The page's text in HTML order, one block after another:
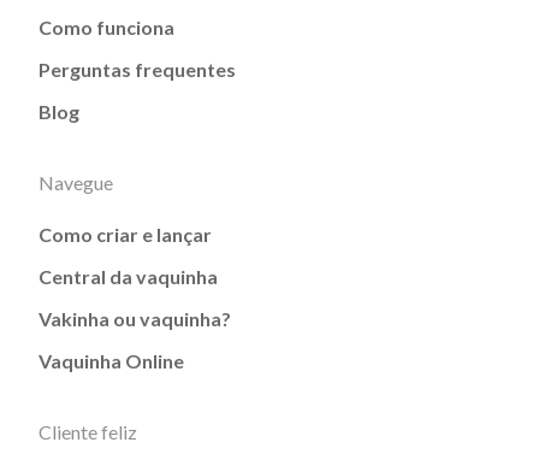
Como funciona
Perguntas frequentes
Blog
Navegue
Como criar e lançar
Central da vaquinha
Vakinha ou vaquinha?
Vaquinha Online
Cliente feliz